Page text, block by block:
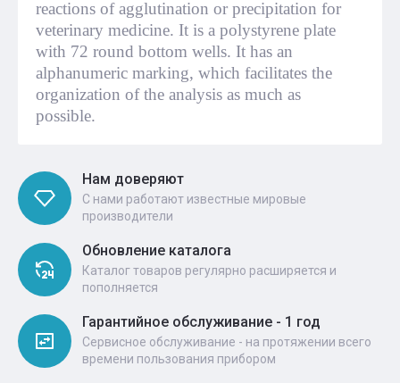
reactions of agglutination or precipitation for
veterinary medicine. It is a polystyrene plate
with 72 round bottom wells. It has an
alphanumeric marking, which facilitates the
organization of the analysis as much as
possible.
Нам доверяют
С нами работают известные мировые
производители
Обновление каталога
Каталог товаров регулярно расширяется и
пополняется
Гарантийное обслуживание - 1 год
Сервисное обслуживание - на протяжении всего
времени пользования прибором